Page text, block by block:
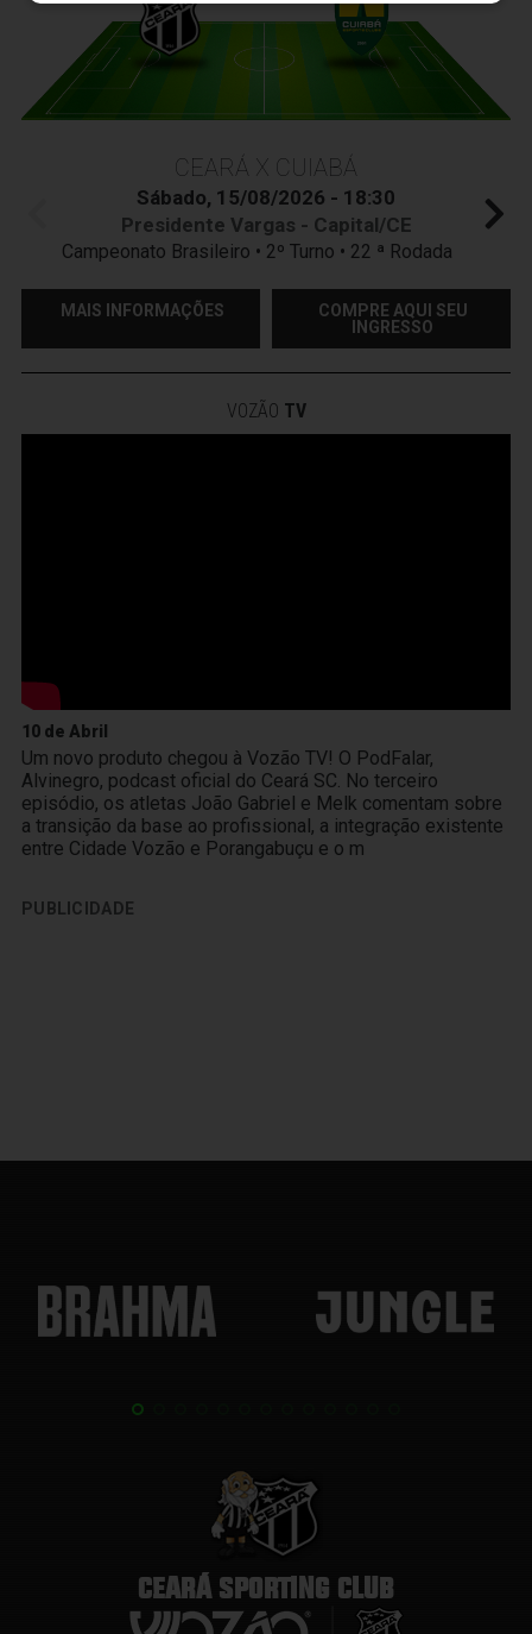
CEARÁ X CUIABÁ
Sábado, 15/08/2026 - 18:30
Presidente Vargas - Capital/CE
Campeonato Brasileiro • 2º Turno • 22 ª Rodada
MAIS INFORMAÇÕES
COMPRE AQUI SEU
INGRESSO
VOZÃO TV
10 de Abril
Um novo produto chegou à Vozão TV! O PodFalar,
Alvinegro, podcast oficial do Ceará SC. No terceiro
episódio, os atletas João Gabriel e Melk comentam sobre
a transição da base ao profissional, a integração existente
entre Cidade Vozão e Porangabuçu e o m
PUBLICIDADE
CEARÁ SPORTING CLUB